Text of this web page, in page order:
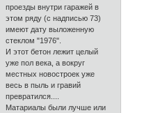
проезды внутри гаражей в
этом ряду (с надписью 73)
имеют дату выложенную
стеклом "1976".
И этот бетон лежит целый
уже пол века, а вокруг
местных новостроек уже
весь в пыль и гравий
превратился....
Матариалы были лучше или